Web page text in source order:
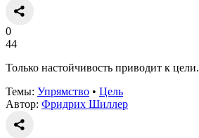
0
44
Только настойчивость приводит к цели.
Темы: Упрямство • Цель
Автор: Фридрих Шиллер